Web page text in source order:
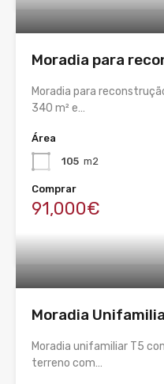
Moradia para
Moradia para
340 m² e…
Área
105 m2
Comprar
91,000€
Moradia
Moradia unifamiliar T5
terreno com…